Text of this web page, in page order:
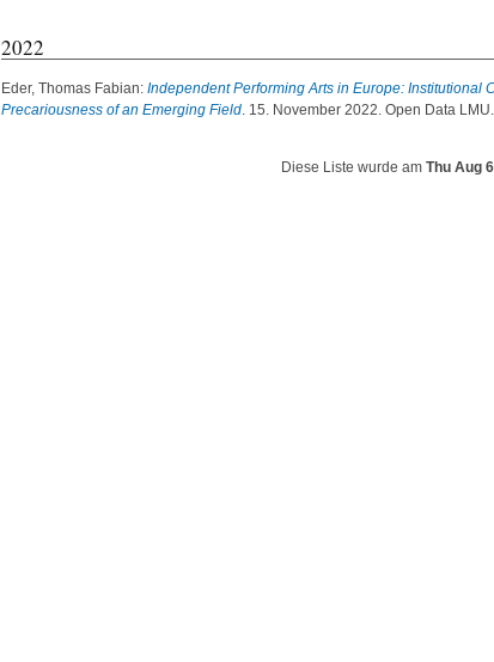
2022
Eder, Thomas Fabian: Independent Performing Arts in Europe: Institutional
Precariousness of an Emerging Field. 15. November 2022. Open Data LMU.
Diese Liste wurde am Thu Aug